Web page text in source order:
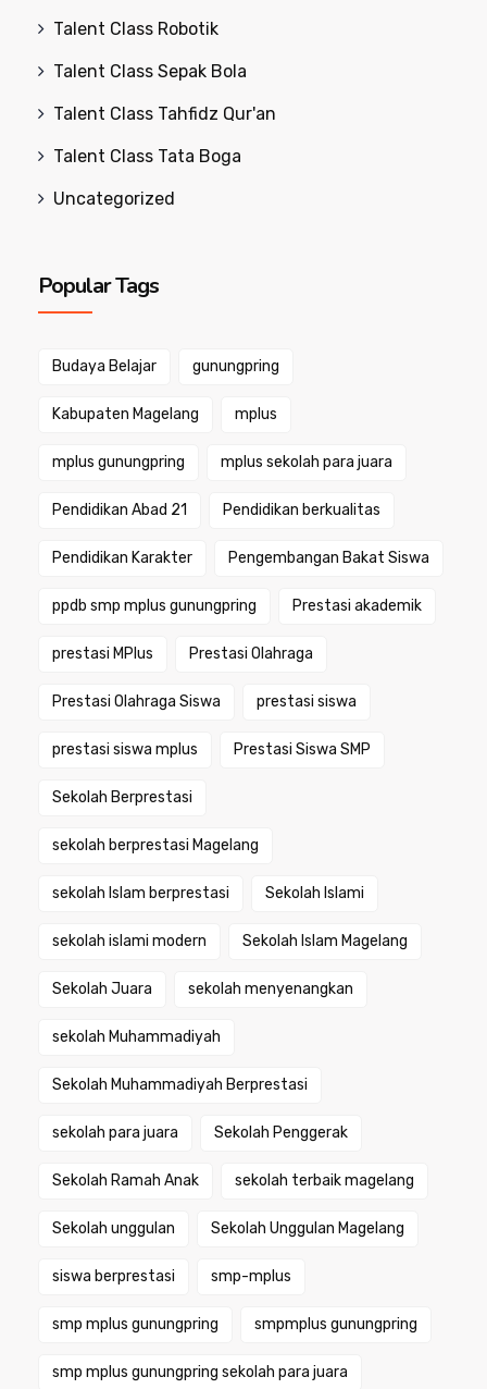
Talent Class Robotik
Talent Class Sepak Bola
Talent Class Tahfidz Qur'an
Talent Class Tata Boga
Uncategorized
Popular Tags
Budaya Belajar gunungpring
Kabupaten Magelang mplus
mplus gunungpring mplus sekolah para juara
Pendidikan Abad 21 Pendidikan berkualitas
Pendidikan Karakter Pengembangan Bakat Siswa
ppdb smp mplus gunungpring Prestasi akademik
prestasi MPlus Prestasi Olahraga
Prestasi Olahraga Siswa prestasi siswa
prestasi siswa mplus Prestasi Siswa SMP
Sekolah Berprestasi
sekolah berprestasi Magelang
sekolah Islam berprestasi Sekolah Islami
sekolah islami modern Sekolah Islam Magelang
Sekolah Juara sekolah menyenangkan
sekolah Muhammadiyah
Sekolah Muhammadiyah Berprestasi
sekolah para juara Sekolah Penggerak
Sekolah Ramah Anak sekolah terbaik magelang
Sekolah unggulan Sekolah Unggulan Magelang
siswa berprestasi smp-mplus
smp mplus gunungpring smpmplus gunungpring
smp mplus gunungpring sekolah para juara